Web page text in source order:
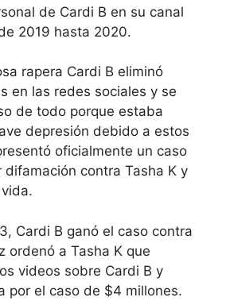
de Cardi B en su canal
2019 hasta 2020.
rapera Cardi B eliminó
en las redes sociales y se
de todo porque estaba
depresión debido a estos
oficialmente un caso
difamación contra Tasha K y
Cardi B ganó el caso contra
ordenó a Tasha K que
videos sobre Cardi B y
por el caso de $4 millones.